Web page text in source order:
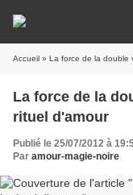
Accueil » La force de la double
La force de la
rituel d'amour
Publié le 25/07/2012 à
Par amour-magie-noire